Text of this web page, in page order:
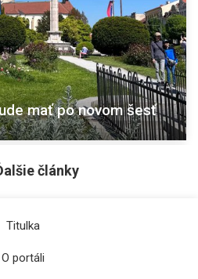
mať po novom šesť
články
Titulka
O portáli